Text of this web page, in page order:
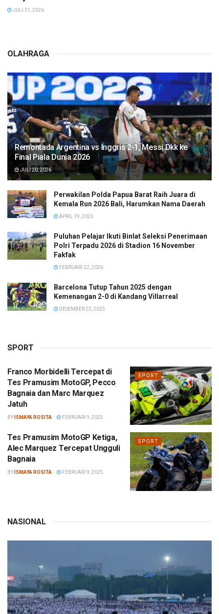
JULI 31, 2026
OLAHRAGA
Remontada Argentina vs Inggris 2-1, Messi Dkk ke
Final Piala Dunia 2026
JULI 20, 2026
Perwakilan Polda Papua Barat Raih Juara di
Kemala Run 2026 Bali, Harumkan Nama Daerah
APRIL 19, 2026
Puluhan Pelajar Ikuti Binlat Seleksi Penerimaan
Polri Terpadu 2026 di Stadion 16 November
Fakfak
FEBRUARI 22, 2026
Barcelona Tutup Tahun 2025 dengan
Kemenangan 2-0 di Kandang Villarreal
DESEMBER 23, 2025
SPORT
SPORT
Franco Morbidelli Tercepat di
Tes Pramusim MotoGP, Pecco
Bagnaia dan Marc Marquez
Jatuh
BY ISMAYA ROSITA FEBRUARI 9, 2025
SPORT
Tes Pramusim MotoGP Ketiga,
Alec Marquez Tercepat Ungguli
Bagnaia
BY ISMAYA ROSITA FEBRUARI 9, 2025
NASIONAL